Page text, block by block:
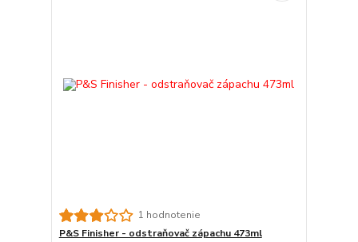
1 hodnotenie
P&S Finisher - odstraňovač zápachu 473ml